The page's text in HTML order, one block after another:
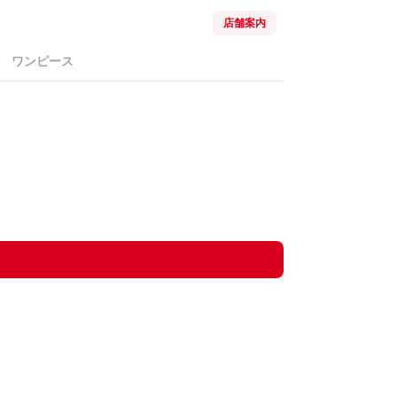
店舗案内
ワンピース